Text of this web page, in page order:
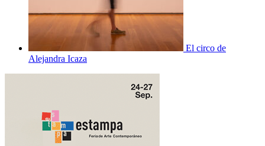
El circo de
Alejandra Icaza